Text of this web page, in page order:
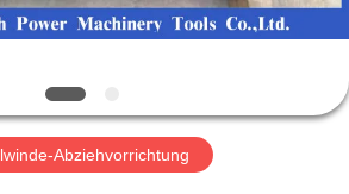
Abziehvorrichtung